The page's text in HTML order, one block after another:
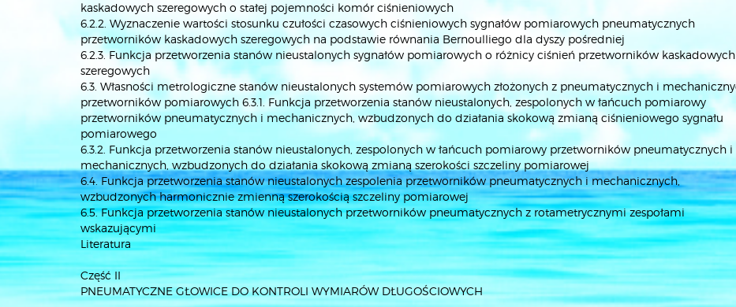
kaskadowych szeregowych o stałej pojemności komór ciśnieniowych
6.2.2. Wyznaczenie wartości stosunku czułości czasowych ciśnieniowych sygnałów pomiarowych pneumatycznych
przetworników kaskadowych szeregowych na podstawie równania Bernoulliego dla dyszy pośredniej
6.2.3. Funkcja przetworzenia stanów nieustalonych sygnałów pomiarowych o różnicy ciśnień przetworników kaskadowych
szeregowych
6.3. Własności metrologiczne stanów nieustalonych systemów pomiarowych złożonych z pneumatycznych i
przetworników pomiarowych 6.3.1. Funkcja przetworzenia stanów nieustalonych, zespolonych w łańcuch pomiarowy
przetworników pneumatycznych i mechanicznych, wzbudzonych do działania skokową zmianą ciśnieniowego sygnału
pomiarowego
6.3.2. Funkcja przetworzenia stanów nieustalonych, zespolonych w łańcuch pomiarowy przetworników pneumatycznych i
mechanicznych, wzbudzonych do działania skokową zmianą szerokości szczeliny pomiarowej
6.4. Funkcja przetworzenia stanów nieustalonych zespolenia przetworników pneumatycznych i mechanicznych,
wzbudzonych harmonicznie zmienną szerokością szczeliny pomiarowej
6.5. Funkcja przetworzenia stanów nieustalonych przetworników pneumatycznych z rotametrycznymi zespołami
wskazującymi
Literatura
Część II
PNEUMATYCZNE GŁOWICE DO KONTROLI WYMIARÓW DŁUGOŚCIOWYCH